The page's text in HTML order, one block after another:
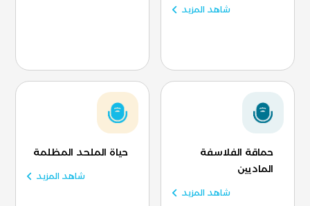
شاهد المزيد
حماقة الفلاسفة
الماديين
شاهد المزيد
حياة الملحد المظلمة
شاهد المزيد